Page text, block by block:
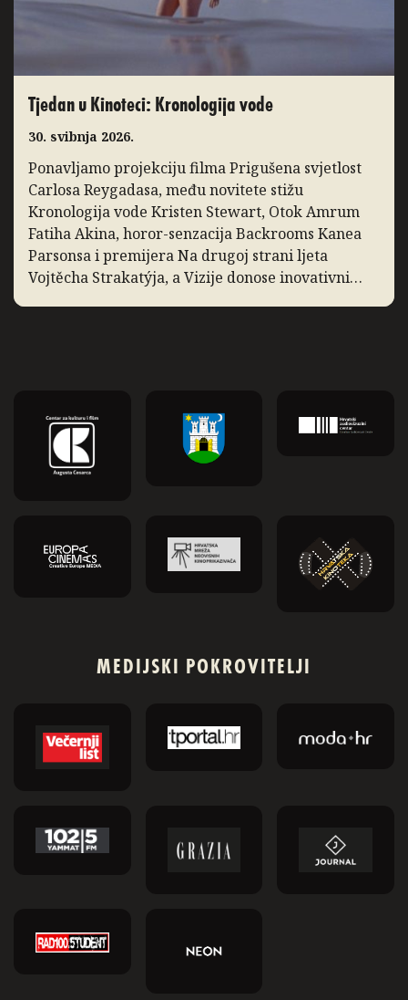
Tjedan u Kinoteci: Kronologija vode
30. svibnja 2026.
Ponavljamo projekciju filma Prigušena svjetlost
Carlosa Reygadasa, među novitete stižu
Kronologija vode Kristen Stewart, Otok Amrum
Fatiha Akina, horor-senzacija Backrooms Kanea
Parsonsa i premijera Na drugoj strani ljeta
Vojtěcha Strakatýja, a Vizije donose inovativni
MEDIJSKI POKROVITELJI